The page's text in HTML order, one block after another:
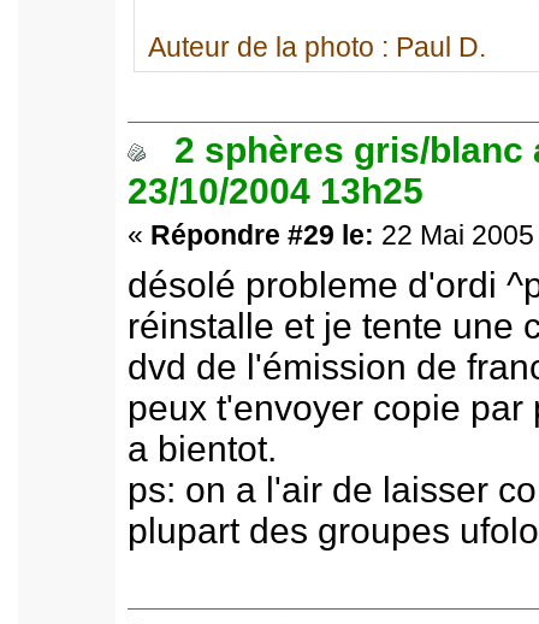
Auteur de la photo : Paul D.
2 sphères gris/blanc
23/10/2004 13h25
« Répondre #29 le: 22 Mai
désolé probleme d'ordi
réinstalle et je tente une
dvd de l'émission de
peux t'envoyer copie par
a bientot.
ps: on a l'air de laisser
plupart des groupes